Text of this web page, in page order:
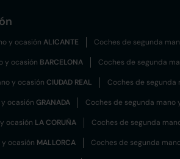
y ocasión ALICANTE Coches de segunda
y ocasión BARCELONA Coches de segunda
y ocasión CIUDAD REAL Coches de segunda
ocasión GRANADA Coches de segunda mano
ocasión LA CORUÑA Coches de segunda
ocasión MALLORCA Coches de segunda